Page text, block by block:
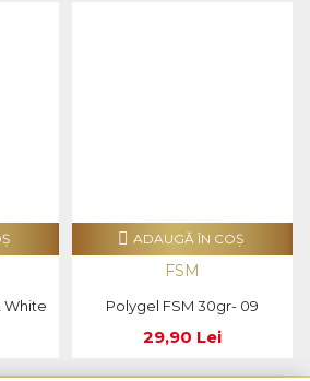
White
FSM
Polygel FSM 30gr- 09
29,90 Lei
ADAUGĂ ÎN COŞ